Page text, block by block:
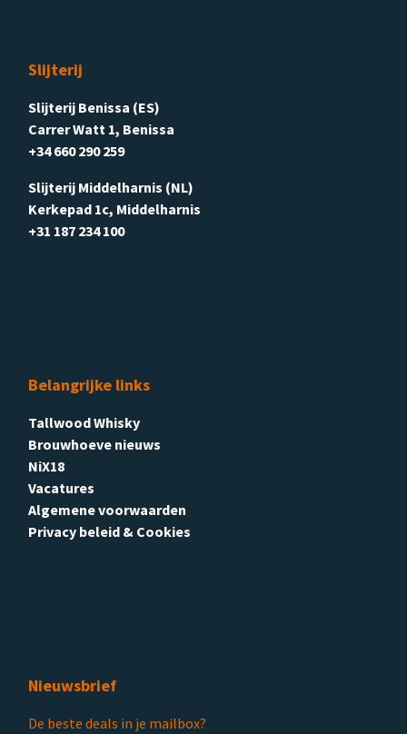
Slijterij
Slijterij Benissa (ES)
Carrer Watt 1, Benissa
+34 660 290 259
Slijterij Middelharnis (NL)
Kerkepad 1c, Middelharnis
+31 187 234 100
Belangrijke links
Tallwood Whisky
Brouwhoeve nieuws
NiX18
Vacatures
Algemene voorwaarden
Privacy beleid & Cookies
Nieuwsbrief
De beste deals in je mailbox?